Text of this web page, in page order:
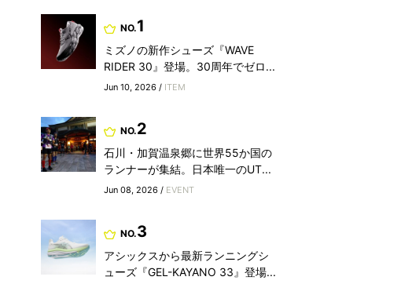
NO.1
ミズノの新作シューズ『WAVE
RIDER 30』登場。30周年でゼロ...
Jun 10, 2026 / ITEM
NO.2
石川・加賀温泉郷に世界55か国の
ランナーが集結。日本唯一のUT...
Jun 08, 2026 / EVENT
NO.3
アシックスから最新ランニングシ
ューズ『GEL-KAYANO 33』登場...